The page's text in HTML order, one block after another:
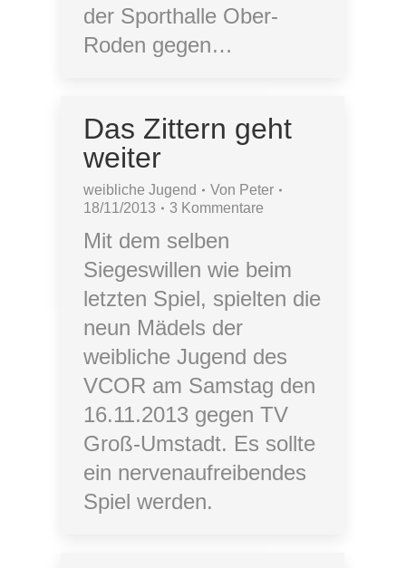
der Sporthalle Ober-
Roden gegen…
Das Zittern geht
weiter
weibliche Jugend Von Peter
18/11/2013
3 Kommentare
Mit dem selben
Siegeswillen wie beim
letzten Spiel, spielten die
neun Mädels der
weibliche Jugend des
VCOR am Samstag den
16.11.2013 gegen TV
Groß-Umstadt. Es sollte
ein nervenaufreibendes
Spiel werden.